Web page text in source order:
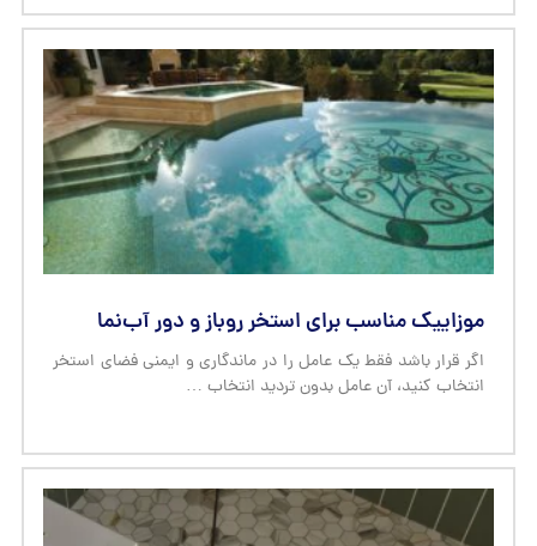
موزاییک مناسب برای استخر روباز و دور آب‌نما
اگر قرار باشد فقط یک عامل را در ماندگاری و ایمنی فضای استخر
انتخاب کنید، آن عامل بدون تردید انتخاب …